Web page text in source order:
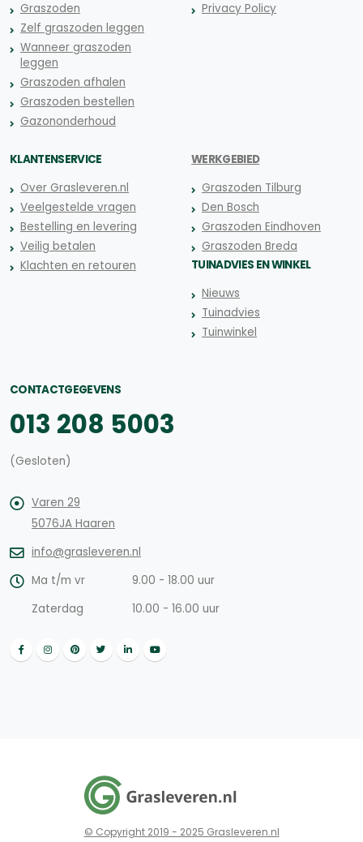
Graszoden
Zelf graszoden leggen
Wanneer graszoden
leggen
Graszoden afhalen
Graszoden bestellen
Gazononderhoud
Privacy Policy
KLANTENSERVICE
Over Grasleveren.nl
Veelgestelde vragen
Bestelling en levering
Veilig betalen
Klachten en retouren
WERKGEBIED
Graszoden Tilburg
Den Bosch
Graszoden Eindhoven
Graszoden Breda
TUINADVIES EN WINKEL
Nieuws
Tuinadvies
Tuinwinkel
CONTACTGEGEVENS
013 208 5003
(Gesloten)
Varen 29
5076JA Haaren
info@grasleveren.nl
Ma t/m vr
9.00 - 18.00 uur
Zaterdag
10.00 - 16.00 uur
© Copyright 2019 - 2025 Grasleveren.nl